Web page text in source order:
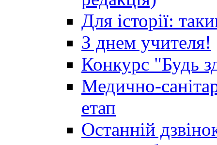
Для історії:
З днем учителя!
Конкурс "Будь
Медично-
етап
Останній